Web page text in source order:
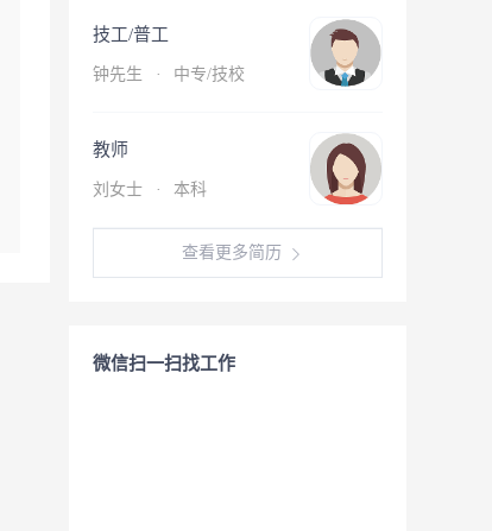
技工/普工
钟先生 · 中专/技校
教师
刘女士 · 本科
查看更多简历
微信扫一扫找工作